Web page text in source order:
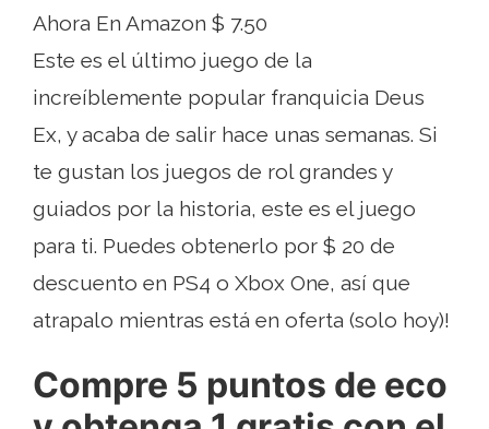
Ahora En Amazon $ 7.50
Este es el último juego de la
increíblemente popular franquicia Deus
Ex, y acaba de salir hace unas semanas. Si
te gustan los juegos de rol grandes y
guiados por la historia, este es el juego
para ti. Puedes obtenerlo por $ 20 de
descuento en PS4 o Xbox One, así que
atrapalo mientras está en oferta (solo hoy)!
Compre 5 puntos de eco